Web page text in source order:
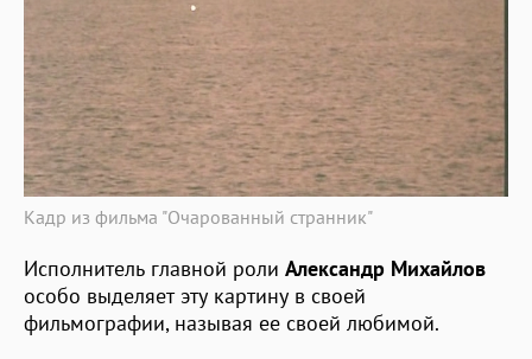
Кадр из фильма "Очарованный странник"
Исполнитель главной роли Александр Михайлов
особо выделяет эту картину в своей
фильмографии, называя ее своей любимой.